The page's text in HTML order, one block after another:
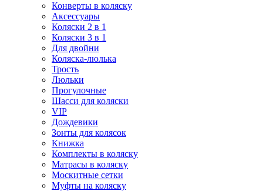
Конверты в коляску
Аксессуары
Коляски 2 в 1
Коляски 3 в 1
Для двойни
Коляска-люлька
Трость
Люльки
Прогулочные
Шасси для коляски
VIP
Дождевики
Зонты для колясок
Книжка
Комплекты в коляску
Матрасы в коляску
Москитные сетки
Муфты на коляску